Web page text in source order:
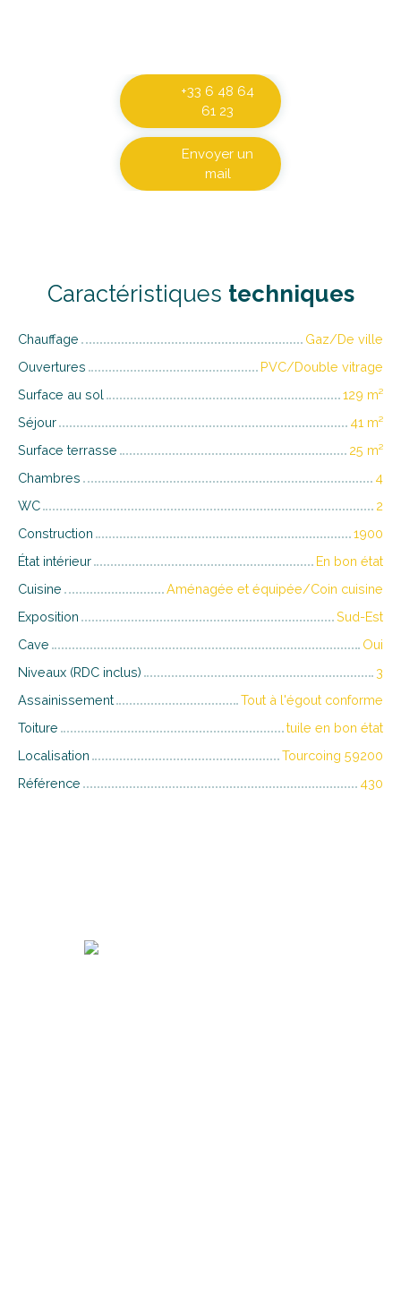
+33 6 48 64
61 23
Envoyer un
mail
Caractéristiques techniques
Chauffage
Gaz/De ville
Ouvertures
PVC/Double vitrage
Surface au sol
129 m²
Séjour
41 m²
Surface terrasse
25 m²
Chambres
4
WC
2
Construction
1900
État intérieur
En bon état
Cuisine
Aménagée et équipée/Coin cuisine
Exposition
Sud-Est
Cave
Oui
Niveaux (RDC inclus)
3
Assainissement
Tout à l'égout conforme
Toiture
tuile en bon état
Localisation
Tourcoing 59200
Référence
430